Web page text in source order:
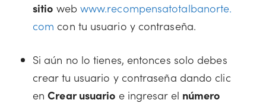
sitio web www.recompensatotalbanorte.
com con tu usuario y contraseña.
Si aún no lo tienes, entonces solo debes
crear tu usuario y contraseña dando clic
enCrear usuario e ingresar el número